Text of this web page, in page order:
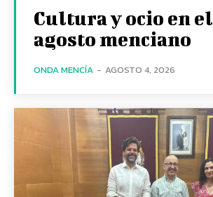
Cultura y ocio en el
agosto menciano
ONDA MENCÍA - AGOSTO 4, 2026